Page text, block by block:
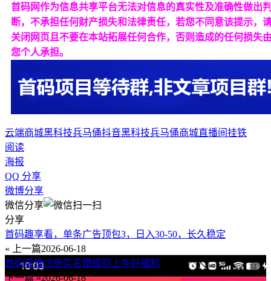
首码网作为信息共享平台无法对信息的真实性及准确性做出
断，不承担任何财产损失和法律责任，若您不同意该提示，
关闭网页且不要在本站拓展任何合作，否则造成的任何损失
您个人承担。
云端商城黑科技兵马俑抖音黑科技兵马俑商城直播间挂铁
阅读
海报
QQ 分享
微博分享
微信分享
分享
首码趣享看，单条广告顶包3，日入30-50，长久稳定
« 上一篇2026-06-18
首码零撸注册实名赠级别上车好福利
下一篇 »2026-06-18